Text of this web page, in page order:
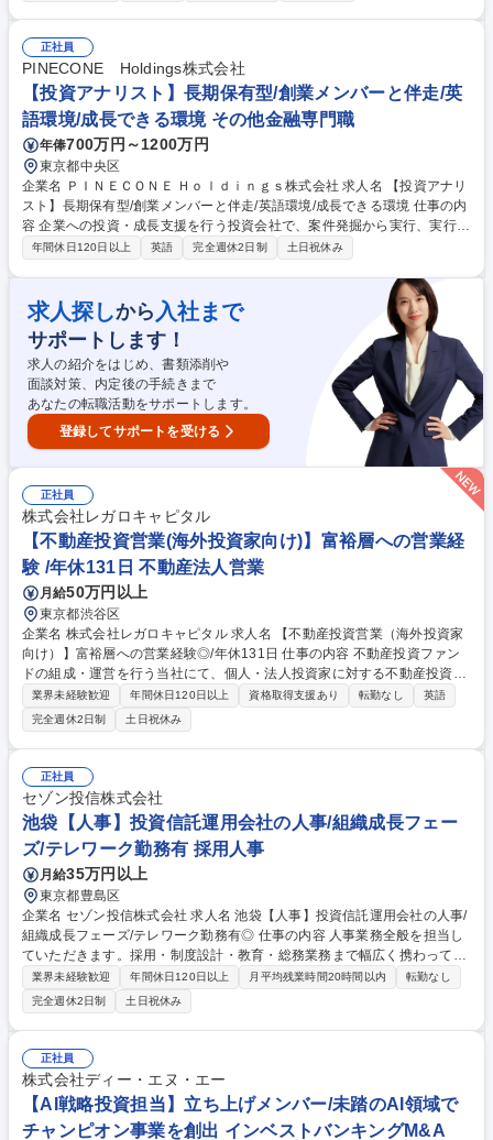
ド、保管・外部委託業者との連携 ■Word/excel/pptでのデータ作成、管理
募集職種 【不動産期中管理】宅建・簿記を武器に★不動産ファンドでアセ
マネへstepUP！
正社員
PINECONE Holdings株式会社
【投資アナリスト】長期保有型/創業メンバーと伴走/英
語環境/成長できる環境 その他金融専門職
年俸700万円～1200万円
東京都中央区
企業名 ＰＩＮＥＣＯＮＥ Ｈｏｌｄｉｎｇｓ株式会社 求人名 【投資アナリ
スト】長期保有型/創業メンバーと伴走/英語環境/成長できる環境 仕事の内
容 企業への投資・成長支援を行う投資会社で、案件発掘から実行、実行後
支援まで幅広く担当します。創業メンバーと密に連携し、経営者との対話
資候補先のソーシング活動、企業オーナー・経営者との関係構築サポー
ト、経営者面談への同席および定性評価、財務分析・バリュエーション・
投資メモランダム作成補助、市場・業界・競合分析の実施、デューデリジ
ェンス業務における関係者連携、投資後のポートフォリオ企業モニタリン
グ・支援業務への関与などを担当いただきます。 【業務内容の変更範囲】
当社の指定する業務 募集職種 【投資アナリスト】長期保有型/創業メンバ
ーと伴走/英語環境/成長できる環境
年間休日120日以上 英語 完全週休2日制 土日祝休み
求人探しから 入社まで
サポートします！
求人の紹介をはじめ、書類添削や
面談対策、内定後の手続きまで
あなたの転職活動をサポートします。
登録してサポートを受ける
正社員
株式会社レガロキャピタル
【不動産投資営業(海外投資家向け)】富裕層への営業経
験 /年休131日 不動産法人営業
月給50万円以上
東京都渋谷区
企業名 株式会社レガロキャピタル 求人名 【不動産投資営業（海外投資家
向け）】富裕層への営業経験◎/年休131日 仕事の内容 不動産投資ファン
ドの組成・運営を行う当社にて、個人・法人投資家に対する不動産投資営
業をお任せします。メイン業務は投資家の獲得や案件ソーシングになり、
幅広く当社で可能な収益化案件を獲得頂きます。 【具体業務】■商業ビル
(5～100億円規模)を中心に、レジデンス・オフィス・ホテルなど幅広い物
件のアセットマネジメント■不動産全般に関するお困りごとの解決から投
資収益の最大化まで、長期的にお客様をサポート ※シンガポールや香港、
台湾等の海外個人投資家と長期的に向き合えることがやりがいでもあり、
魅力です！※ファイナンスアレンジ含め、不動産投資に関するあらゆる分
野を網羅したキャリア形成ができます！ 募集職種 【不動産投資営業（海
外投資家向け）】富裕層への営業経験◎/年休131日
業界未経験歓迎 年間休日120日以上 資格取得支援あり 転勤なし
英語
完全週休2日制
土日祝休み
正社員
セゾン投信株式会社
池袋【人事】投資信託運用会社の人事/組織成長フェー
ズ/テレワーク勤務有 採用人事
月給35万円以上
東京都豊島区
企業名 セゾン投信株式会社 求人名 池袋【人事】投資信託運用会社の人事/
組織成長フェーズ/テレワーク勤務有◎ 仕事の内容 人事業務全般を担当し
ていただきます。採用・制度設計・教育・総務業務まで幅広く携わってい
ただきます。小規模組織の中心メンバーならではの裁量権があり、組織を
作っていく段階の醍醐味を味わるポジションです！ 【具体的には】人事業
務全般を担当していただきます。労務管理や福利厚生の運用、総務業務な
ども含めたマルチタスクでの業務遂行が求められます。100人規模の組織
で、人事部門の中核として活躍いただける方を求めています。 【業務内容
の変更範囲】当社の指定する業務務 募集職種 池袋【人事】投資信託運用
会社の人事/組織成長フェーズ/テレワーク勤務有◎
業界未経験歓迎 年間休日120日以上 月平均残業時間20時間以内
転勤なし
完全週休2日制
土日祝休み
正社員
株式会社ディー・エヌ・エー
【AI戦略投資担当】立ち上げメンバー/未踏のAI領域で
チャンピオン事業を創出 インベストバンキングM&A